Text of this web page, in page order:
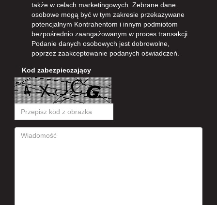
także w celach marketingowych. Zebrane dane
osobowe mogą być w tym zakresie przekazywane
potencjalnym Kontrahentom i innym podmiotom
bezpośrednio zaangażowanym w proces transakcji.
Podanie danych osobowych jest dobrowolne,
poprzez zaakceptowanie podanych oświadczeń.
Kod zabezpieczający